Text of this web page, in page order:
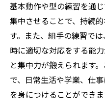
基本動作や型の練習を通
集中させることで、持続
す。また、組手の練習で
時に適切な対応をする能
と集中力が鍛えられます
で、日常生活や学業、仕
を身につけることができま